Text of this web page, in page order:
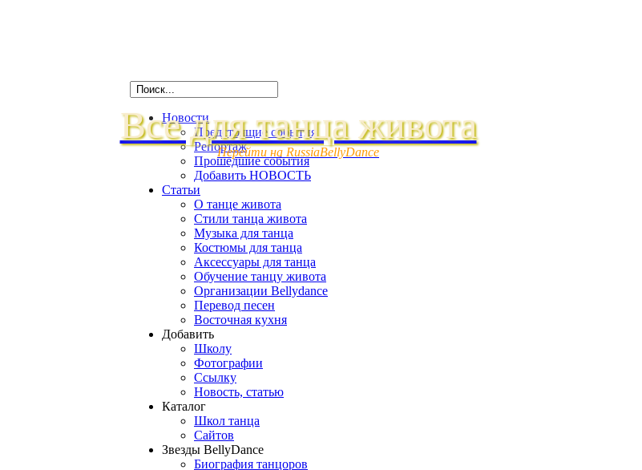
Все для танца живота
Перейти на RussiaBellyDance
Новости
Предстоящие события
Репортаж
Прошедшие события
Добавить НОВОСТЬ
Статьи
О танце живота
Стили танца живота
Музыка для танца
Костюмы для танца
Аксессуары для танца
Обучение танцу живота
Организации Bellydance
Перевод песен
Восточная кухня
Добавить
Школу
Фотографии
Ссылку
Новость, статью
Каталог
Школ танца
Сайтов
Звезды BellyDance
Биография танцоров